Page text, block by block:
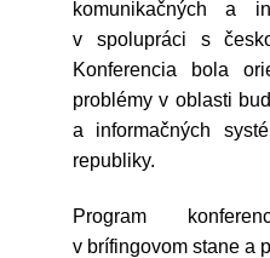
komunikačných a
v spolupráci s
Konferencia bola
problémy v oblasti
a informačných
republiky.
Program
v brífingovom stane a